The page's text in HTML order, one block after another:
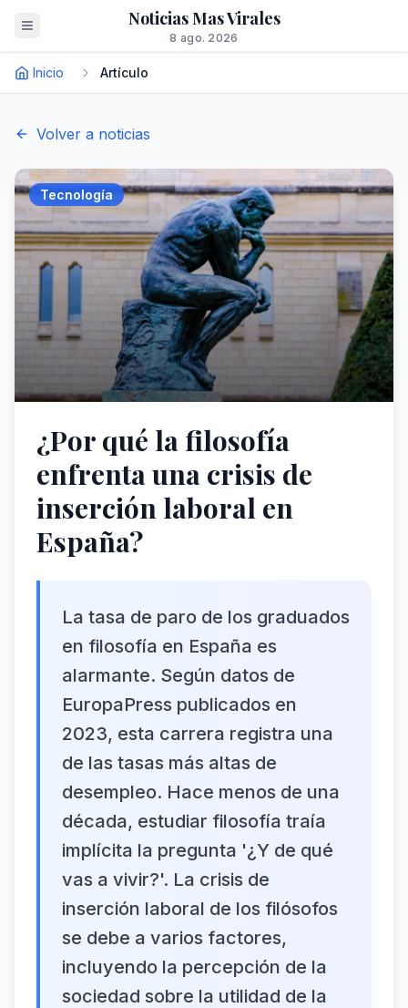
Noticias Mas Virales
8 ago. 2026
Inicio Artículo
Volver a noticias
Tecnología
¿Por qué la filosofía
enfrenta una crisis de
inserción laboral en
España?
La tasa de paro de los graduados
en filosofía en España es
alarmante. Según datos de
EuropaPress publicados en
2023, esta carrera registra una
de las tasas más altas de
desempleo. Hace menos de una
década, estudiar filosofía traía
implícita la pregunta '¿Y de qué
vas a vivir?'. La crisis de
inserción laboral de los filósofos
se debe a varios factores,
incluyendo la percepción de la
sociedad sobre la utilidad de la